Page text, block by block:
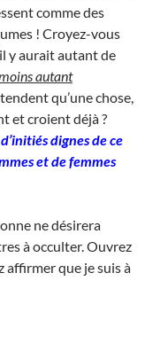
comme des
! Croyez-vous
y aurait autant de
autant
qu’une chose,
et croient déjà ?
dignes de ce
et de femmes
ne désirera
à occulter. Ouvrez
affirmer que je suis à